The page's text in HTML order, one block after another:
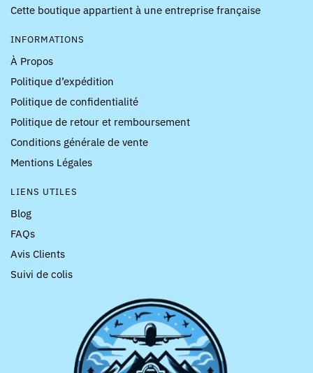
Cette boutique appartient à une entreprise française
INFORMATIONS
À Propos
Politique d’expédition
Politique de confidentialité
Politique de retour et remboursement
Conditions générale de vente
Mentions Légales
LIENS UTILES
Blog
FAQs
Avis Clients
Suivi de colis